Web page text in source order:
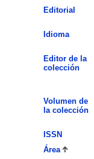
Editorial
Idioma
Editor de la
colección
Volumen de
la colección
ISSN
Área